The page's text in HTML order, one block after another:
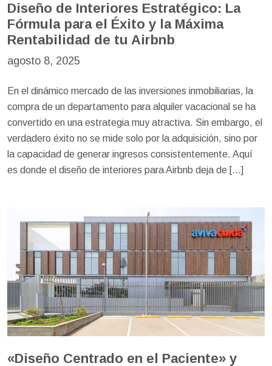
Diseño de Interiores Estratégico: La
Fórmula para el Éxito y la Máxima
Rentabilidad de tu Airbnb
agosto 8, 2025
En el dinámico mercado de las inversiones inmobiliarias, la
compra de un departamento para alquiler vacacional se ha
convertido en una estrategia muy atractiva. Sin embargo, el
verdadero éxito no se mide solo por la adquisición, sino por
la capacidad de generar ingresos consistentemente. Aquí
es donde el diseño de interiores para Airbnb deja de […]
«Diseño Centrado en el Paciente» y